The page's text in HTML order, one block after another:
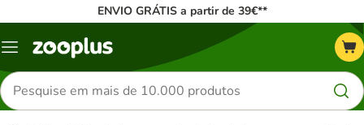
ENVIO GRÁTIS a partir de 39€**
Menu
Pesquisar
produtos